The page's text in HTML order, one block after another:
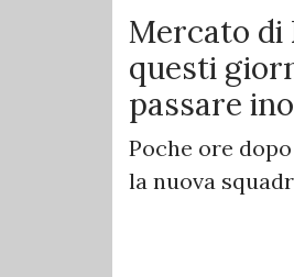
Mercato di
questi
passare
Poche ore dopo
la nuova